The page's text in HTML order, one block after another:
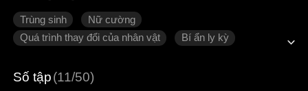
Trùng sinh
Nữ cường
Quá trình thay đổi của nhân vật
Bí ẩn ly kỳ
Số tập(11/50)